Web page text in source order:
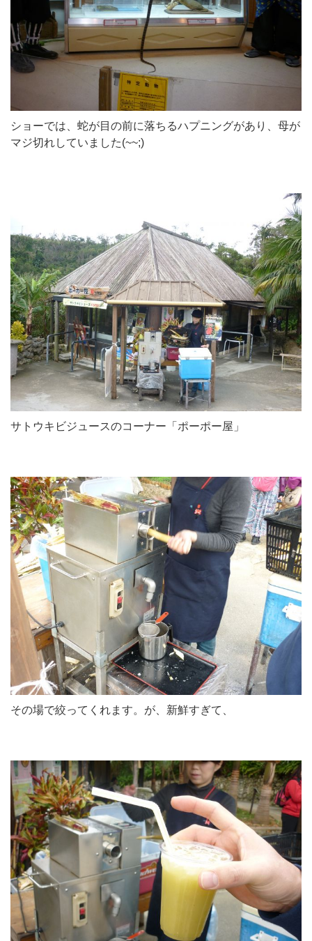
ショーでは、蛇が目の前に落ちるハプニングがあり、母が
マジ切れしていました(~~;)
サトウキビジュースのコーナー「ポーポー屋」
その場で絞ってくれます。が、新鮮すぎて、